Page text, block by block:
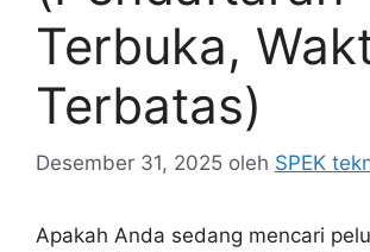
Terbuka,
Terbatas)
Desember 31, 2025 oleh SPEK
Apakah Anda sedang mencari